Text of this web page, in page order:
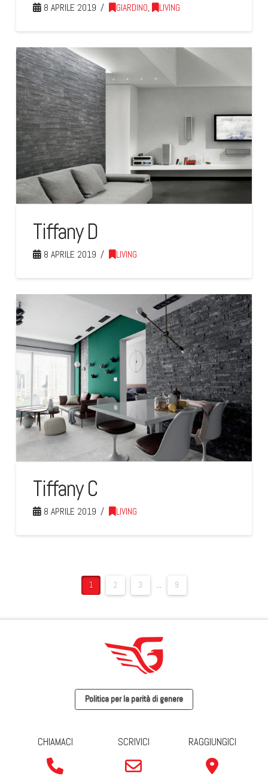
8 APRILE 2019 GIARDINO, LIVING
Tiffany D
8 APRILE 2019 LIVING
Tiffany C
8 APRILE 2019 LIVING
1 2 3 ... 9
Politica per la parità di genere
CHIAMACI SCRIVICI RAGGIUNGICI